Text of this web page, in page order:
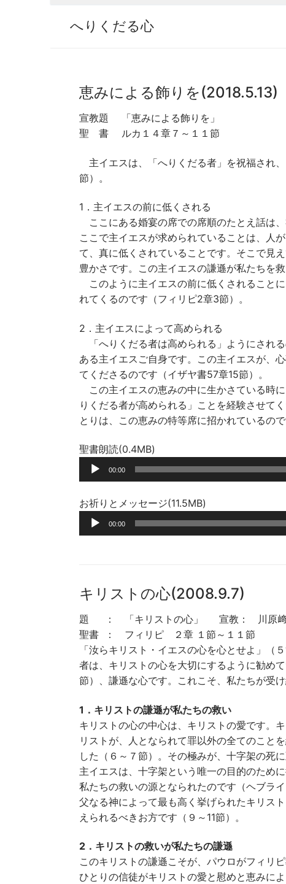
へりくだる心
恵みによる飾りを(2018.5.13)
宣教題 「恵みによる飾りを」 宣
聖 書 ルカ１４章７～１１節
主イエスは、「へりくだる者」を祝福され
節）。
1．主イエスの前に低くされる
ここにある婚宴の席での席順のたとえ話は
ここで主イエスが求められていることは、人
て、真に低くされていることです。そこで見
豊かさです。この主イエスの謙遜が私たちを
このように主イエスの前に低くされること
れてくるのです（フィリピ2章3節）。
2．主イエスによって高められる
「へりくだる者は高められる」ようにされ
ある主イエスご自身です。この主イエスが、
てくださるのです（イザヤ書57章15節）。
この主イエスの恵みの中に生かさている時
りくだる者が高められる」ことを経験させて
とりは、この恵みの特等席に招かれているので
聖書朗読(0.4MB)
声
レ
00:00
お祈りとメッセージ(11.5MB)
声
ヤ
00:00
キリストの心(2008.9.7)
題 ： 「キリストの心」 宣教： 川原
聖書 ： フィリピ ２章 １節～１１節
「汝らキリスト・イエスの心を心とせよ」（
者は、キリストの心を大切にするように勧め
節）、謙遜な心です。これこそ、私たちが受
1．キリストの謙遜が私たちの救い
キリストの心の中心は、キリストの愛です。
リストが、人となられて罪以外の全てのこと
した（６～７節）。その極みが、十字架の死
主イエスは、十字架という唯一の目的のため
私たちの救いの源となられたのです（ヘブライ
父なる神によって最も高く挙げられたキリス
えられるべきお方です（９～11節）。
2．キリストの救いが私たちの謙遜
このキリストの謙遜こそが、パウロがフィリ
ひとりの信徒がキリストの愛と慰めと恵みに